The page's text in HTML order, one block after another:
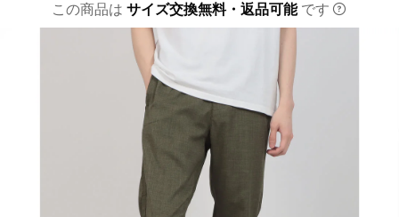
この商品は サイズ交換無料・返品可能 です